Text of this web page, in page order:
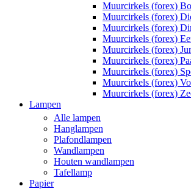
Muurcirkels (forex)
Muurcirkels (forex)
Muurcirkels (forex)
Muurcirkels (forex)
Muurcirkels (forex)
Muurcirkels (forex)
Muurcirkels (forex)
Muurcirkels (forex)
Muurcirkels (forex)
Lampen
Alle lampen
Hanglampen
Plafondlampen
Wandlampen
Houten wandlampen
Tafellamp
Papier